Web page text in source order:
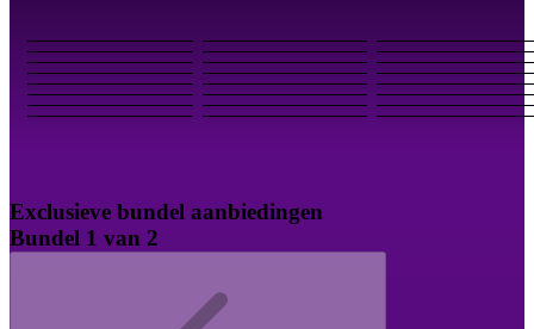
Exclusieve bundel aanbiedingen
Bundel 1 van 2